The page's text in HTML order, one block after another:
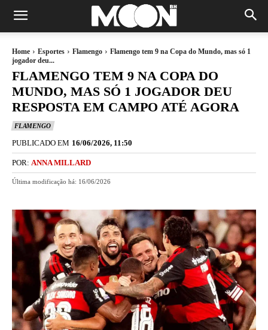
Home Esportes Flamengo
Flamengo tem 9 na Copa do Mundo, mas só 1
jogador deu...
FLAMENGO TEM 9 NA COPA DO
MUNDO, MAS SÓ 1 JOGADOR DEU
RESPOSTA EM CAMPO ATÉ AGORA
FLAMENGO
PUBLICADO EM 16/06/2026, 11:50
POR: ANNA MILLARD
Última modificação há: 16/06/2026